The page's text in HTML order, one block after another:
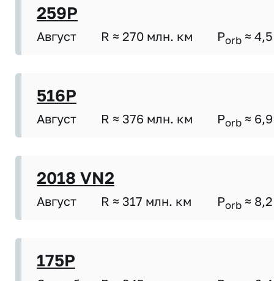
259P
Август R ≈ 270 млн. км Porb ≈ 4,5
516P
Август R ≈ 376 млн. км Porb ≈ 6,9
2018 VN2
Август R ≈ 317 млн. км Porb ≈ 8,2
175P